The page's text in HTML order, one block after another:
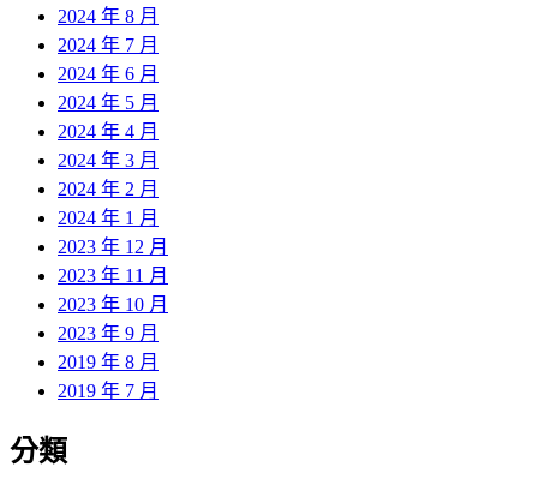
2024 年 8 月
2024 年 7 月
2024 年 6 月
2024 年 5 月
2024 年 4 月
2024 年 3 月
2024 年 2 月
2024 年 1 月
2023 年 12 月
2023 年 11 月
2023 年 10 月
2023 年 9 月
2019 年 8 月
2019 年 7 月
分類